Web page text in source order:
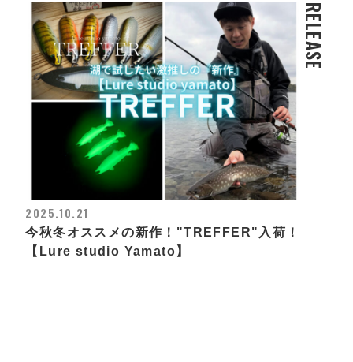
RELEASE
2025.10.21
今秋冬オススメの新作！"TREFFER"入荷！
【Lure studio Yamato】